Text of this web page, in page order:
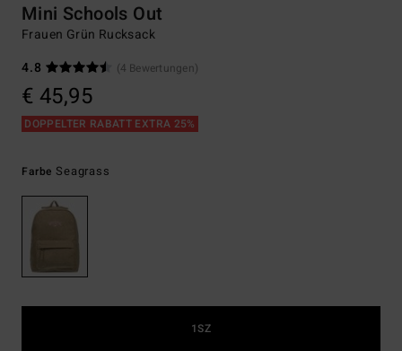
Mini Schools Out
Frauen Grün Rucksack
4.8
(4 Bewertungen)
€ 45,95
DOPPELTER RABATT EXTRA 25%
Farbe Seagrass
1SZ